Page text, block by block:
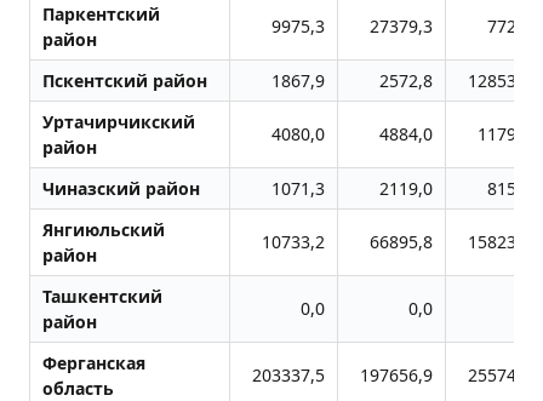
Паркентский
район
9975,3 27379,3 7727,8
Пскентский район 1867,9 2572,8
128531,9
Уртачирчикский
район
4080,0 4884,0 11799,6
Чиназский район 1071,3 2119,0
8156,3
Янгиюльский
район
10733,2 66895,8 158238,4
Ташкентский
район
0,0 0,0
Ферганская
область
203337,5 197656,9 255747,7